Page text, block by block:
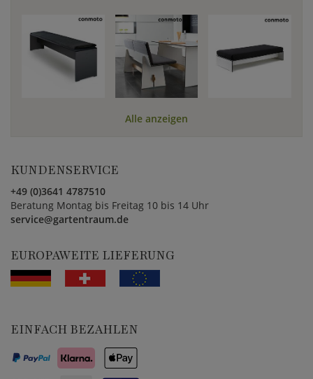
Alle anzeigen
KUNDENSERVICE
+49 (0)3641 4787510
Beratung Montag bis Freitag 10 bis 14 Uhr
service@gartentraum.de
EUROPAWEITE LIEFERUNG
EINFACH BEZAHLEN